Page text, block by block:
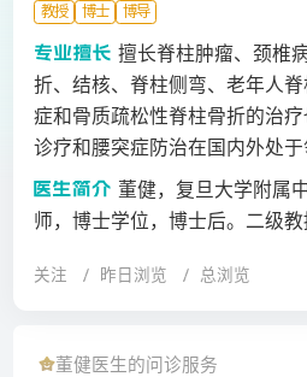
教授
博士 博导
擅长脊柱肿瘤、颈椎
折、结核、脊柱侧弯、老年人
症和骨质疏松性脊柱骨折的治
诊疗和腰突症防治在国内外处
肿瘤脊柱转移的机制研究、转
策略与新型骨修复材料的研发
董健，复旦大学附属
师，博士学位，博士后。二级
者、国家卫健委“中国好医生”
关注 昨日浏览 总浏览
董健医生的问诊服务